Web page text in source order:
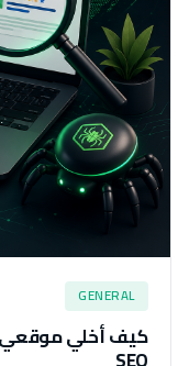
GENERAL